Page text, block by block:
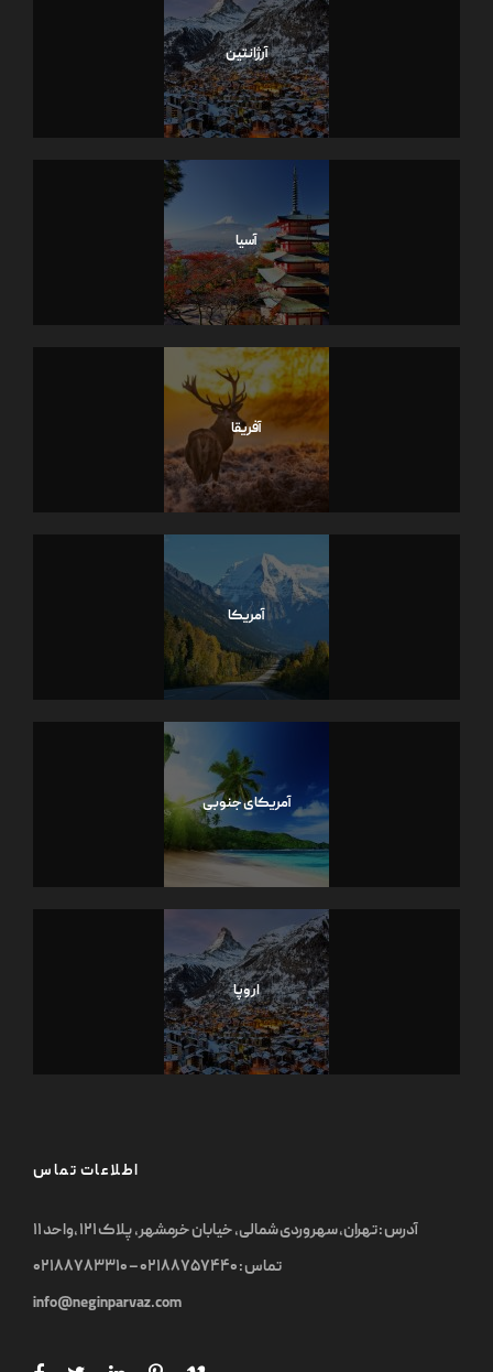
آرژانتین
آسیا
آفریقا
آمریکا
آمریکای جنوبی
اروپا
اطلاعات تماس
آدرس : تهران, سهروردی شمالی, خیابان خرمشهر, پلاک ۱۲۱ ,واحد ۱۱
تماس : ۰۲۱۸۸۷۵۷۴۴۰ – ۰۲۱۸۸۷۸۳۳۱۰
info@neginparvaz.com